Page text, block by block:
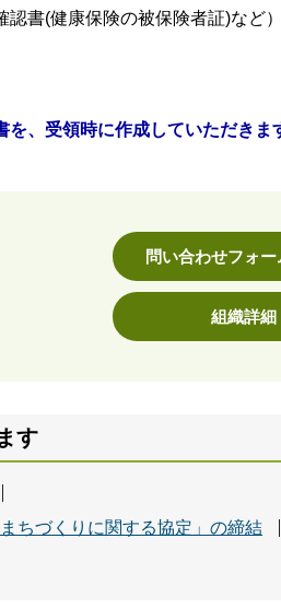
書(健康保険の被保険者証)など）
、受領時に作成していただきま
問い合わせフォ
組織詳細
す
まちづくりに関する協定」の締結